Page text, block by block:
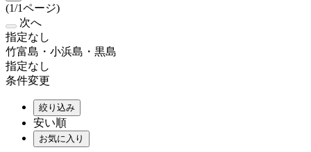
(1/1ページ)
次へ
指定なし
竹富島・小浜島・黒島
指定なし
条件変更
絞り込み
安い順
お気に入り